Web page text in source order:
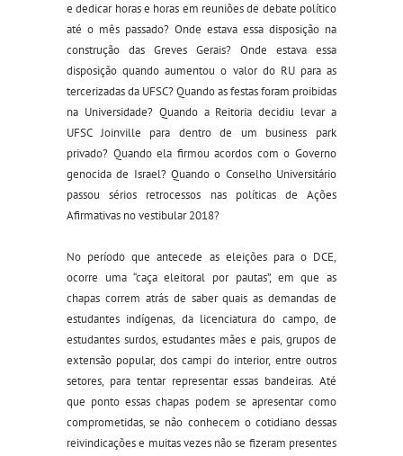
e dedicar horas e horas em reuniões de debate político
até o mês passado? Onde estava essa disposição na
construção das Greves Gerais? Onde estava essa
disposição quando aumentou o valor do RU para as
tercerizadas da UFSC? Quando as festas foram proibidas
na Universidade? Quando a Reitoria decidiu levar a
UFSC Joinville para dentro de um business park
privado? Quando ela firmou acordos com o Governo
genocida de Israel? Quando o Conselho Universitário
passou sérios retrocessos nas políticas de Ações
Afirmativas no vestibular 2018?
No período que antecede as eleições para o DCE,
ocorre uma “caça eleitoral por pautas”, em que as
chapas correm atrás de saber quais as demandas de
estudantes indígenas, da licenciatura do campo, de
estudantes surdos, estudantes mães e pais, grupos de
extensão popular, dos campi do interior, entre outros
setores, para tentar representar essas bandeiras. Até
que ponto essas chapas podem se apresentar como
comprometidas, se não conhecem o cotidiano dessas
reivindicações e muitas vezes não se fizeram presentes